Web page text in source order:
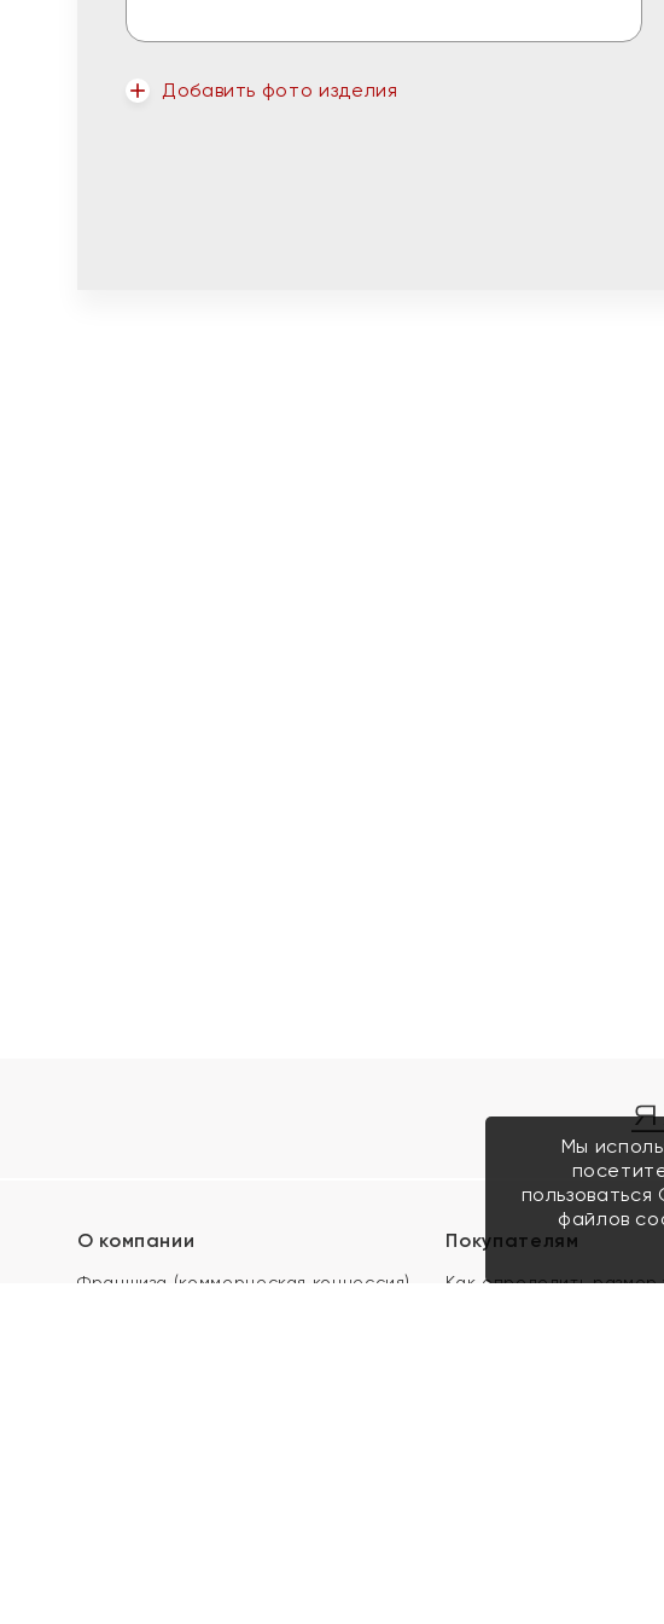
Добавить фото изделия
О компании
Франшиза (коммерческая концессия)
Покупателям
Как определить
Мы
файлов